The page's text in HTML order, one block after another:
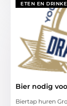
ETEN EN
Bier nodig
Biertap huren